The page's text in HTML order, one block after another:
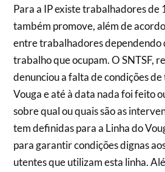
Para a IP existe trabalhadores de
também promove, além de
entre trabalhadores dependendo
trabalho que ocupam. O SNTSF,
denunciou a falta de condições
Vouga e até à data nada foi feito
sobre qual ou quais são as
tem definidas para a Linha do
para garantir condições dignas
utentes que utilizam esta linha.